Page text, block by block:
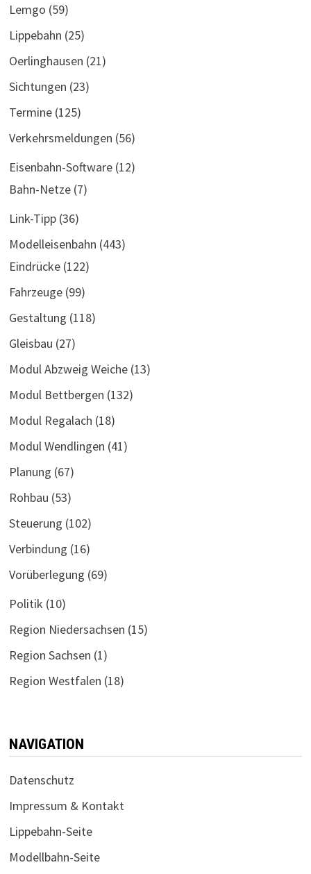
Lemgo (59)
Lippebahn (25)
Oerlinghausen (21)
Sichtungen (23)
Termine(125)
Verkehrsmeldungen (56)
Eisenbahn-Software(12)
Bahn-Netze(7)
Link-Tipp(36)
Modelleisenbahn (443)
Eindrücke(122)
Fahrzeuge(99)
Gestaltung (118)
Gleisbau (27)
Modul Abzweig Weiche(13)
Modul Bettbergen (132)
Modul Regalach (18)
Modul Wendlingen (41)
Planung (67)
Rohbau (53)
Steuerung (102)
Verbindung (16)
Vorüberlegung (69)
Politik (10)
Region Niedersachsen (15)
Region Sachsen (1)
Region Westfalen (18)
NAVIGATION
Datenschutz
Impressum & Kontakt
Lippebahn-Seite
Modellbahn-Seite